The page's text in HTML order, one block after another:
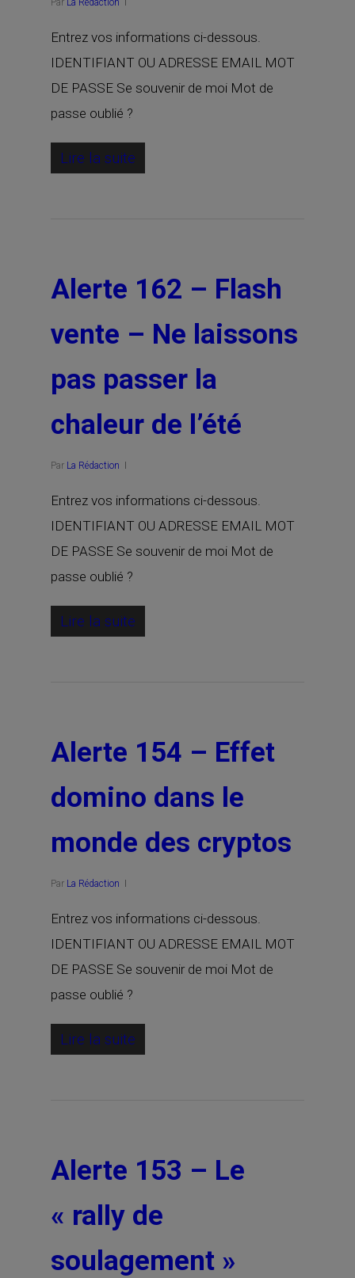
Par La Rédaction
Entrez vos informations ci-dessous.
IDENTIFIANT OU ADRESSE EMAIL MOT
DE PASSE Se souvenir de moi Mot de
passe oublié ?
Lire la suite
Alerte 162 – Flash
vente – Ne laissons
pas passer la
chaleur de l’été
Par La Rédaction
Entrez vos informations ci-dessous.
IDENTIFIANT OU ADRESSE EMAIL MOT
DE PASSE Se souvenir de moi Mot de
passe oublié ?
Lire la suite
Alerte 154 – Effet
domino dans le
monde des cryptos
Par La Rédaction
Entrez vos informations ci-dessous.
IDENTIFIANT OU ADRESSE EMAIL MOT
DE PASSE Se souvenir de moi Mot de
passe oublié ?
Lire la suite
Alerte 153 – Le
« rally de
soulagement »